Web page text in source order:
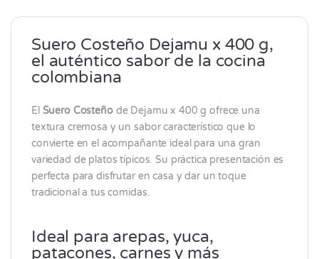
Suero Costeño Dejamu x 400 g,
el auténtico sabor de la cocina
colombiana
El Suero Costeñode Dejamu x 400 g ofrece una
textura cremosa y un sabor característico que lo
convierte en el acompañante ideal para una gran
variedad de platos típicos. Su práctica presentación es
perfecta para disfrutar en casa y dar un toque
tradicional a tus comidas.
Ideal para arepas, yuca,
patacones, carnes y más